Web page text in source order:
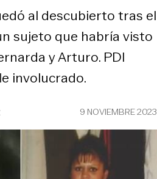
al descubierto tras el
sujeto que habría visto
y Arturo. PDI
involucrado.
9 NOVIEMBRE 2023